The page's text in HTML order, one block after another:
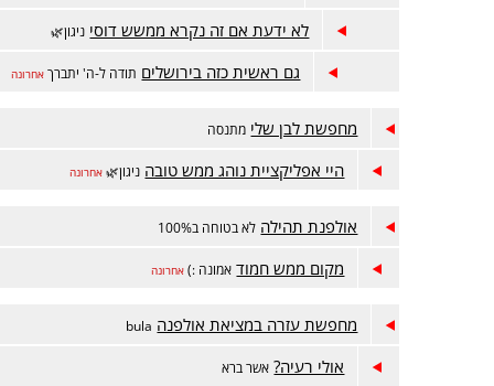
לא ידעת אם זה נקרא ממשש דוסי ניגון🌿
גם ראשית כזה בירושלים תודה ל-ה' יתברך אחרונה
מחפשת לבן שלי מתנסה
היי אפליקציית נוהג ממש טובה ניגון🌿 אחרונה
אולפנת תהילה לא בטוחה ב100%
מקום ממש חמוד אמונה :) אחרונה
מחפשת עזרה במציאת אולפנה bula
אולי רעיה? אשר ברא